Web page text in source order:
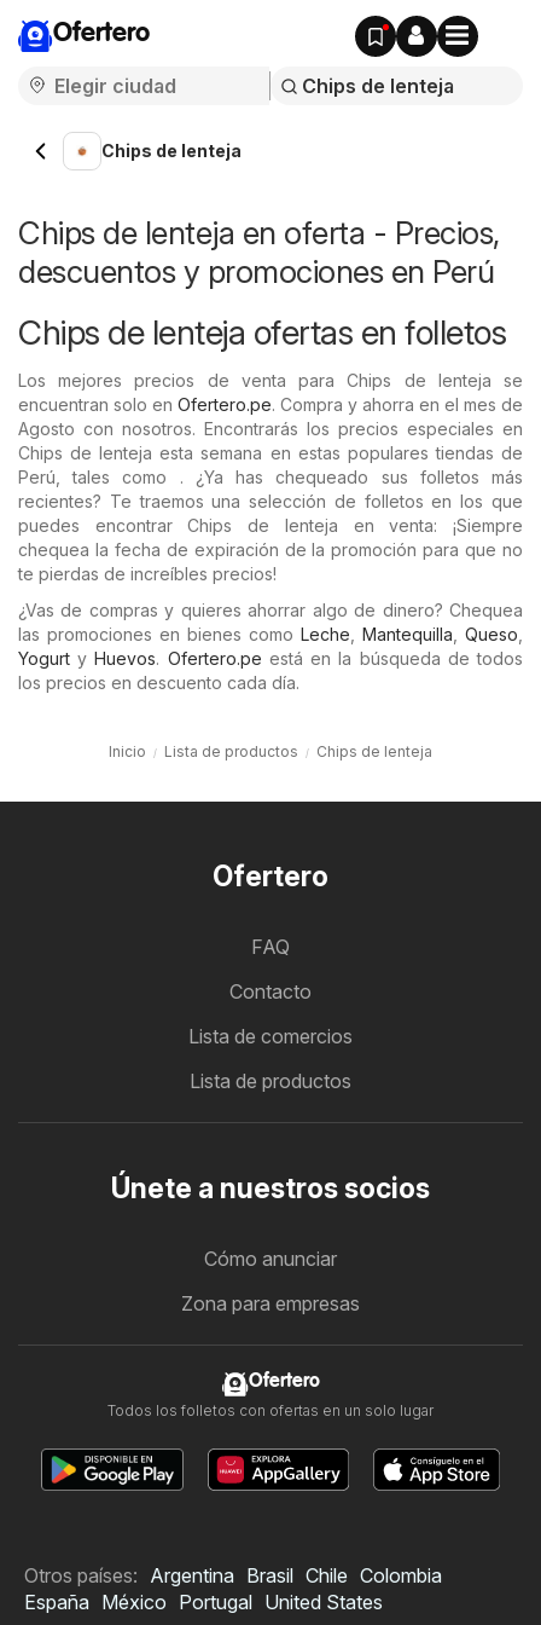
Ofertero
Chips de lenteja
Chips de lenteja en oferta - Precios,
descuentos y promociones en Perú
Chips de lenteja ofertas en folletos
Los mejores precios de venta para Chips de lenteja se
encuentran solo en Ofertero.pe. Compra y ahorra en el mes de
Agosto con nosotros. Encontrarás los precios especiales en
Chips de lenteja esta semana en estas populares tiendas de
Perú, tales como . ¿Ya has chequeado sus folletos más
recientes? Te traemos una selección de folletos en los que
puedes encontrar Chips de lenteja en venta: ¡Siempre
chequea la fecha de expiración de la promoción para que no
te pierdas de increíbles precios!
¿Vas de compras y quieres ahorrar algo de dinero? Chequea
las promociones en bienes como Leche Mantequilla Queso
Yogurt yHuevos. Ofertero.pe está en la búsqueda de todos
los precios en descuento cada día.
Inicio Lista de productos Chips de lenteja
Ofertero
FAQ
Contacto
Lista de comercios
Lista de productos
Únete a nuestros socios
Cómo anunciar
Zona para empresas
Ofertero
Todos los folletos con ofertas en un solo lugar
Otros países: Argentina Brasil Chile Colombia
España México Portugal United States